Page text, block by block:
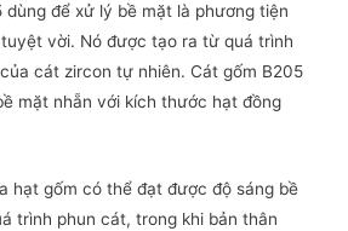
dùng để xử lý bề mặt là phương tiện
vời. Nó được tạo ra từ quá trình
cát zircon tự nhiên. Cát gốm B205
mặt nhẵn với kích thước hạt đồng
hạt gốm có thể đạt được độ sáng bề
trình phun cát, trong khi bản thân